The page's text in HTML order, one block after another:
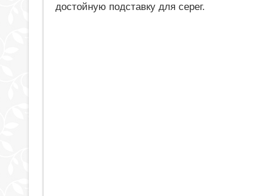
достойную подставку для серег.